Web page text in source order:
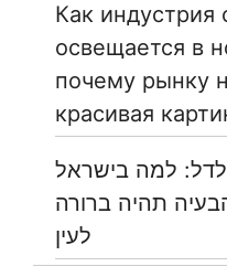
Как индустрия
освещается в
почему рынку
красивая
למה בישראל
תהיה ברורה
לעין